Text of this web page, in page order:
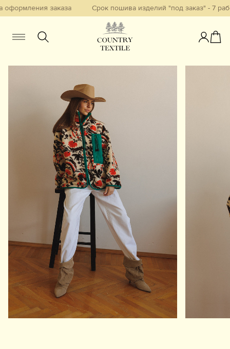
заказа Срок пошива изделий "под заказ" - 7
Смотреть всё
В наличии
Бестселлеры
Обувь
Аксессуары
Украшения